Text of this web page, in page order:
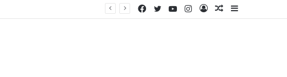
Sidebar
Artikel
Log
Instagram
YouTube
Twitter
Facebook